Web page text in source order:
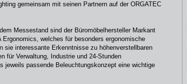
gemeinsam mit seinen Partnern auf der ORGATEC
Messestand sind der Büromöbelhersteller Markant
welches für besonders ergonomische
sie interessante Erkenntnisse zu höhenverstellbaren
für Verwaltung, Industrie und 24-Stunden
jeweils passende Beleuchtungskonzept eine wichtige